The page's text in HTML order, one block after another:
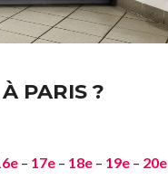
PARIS ?
– 17e– 18e– 19e– 20e